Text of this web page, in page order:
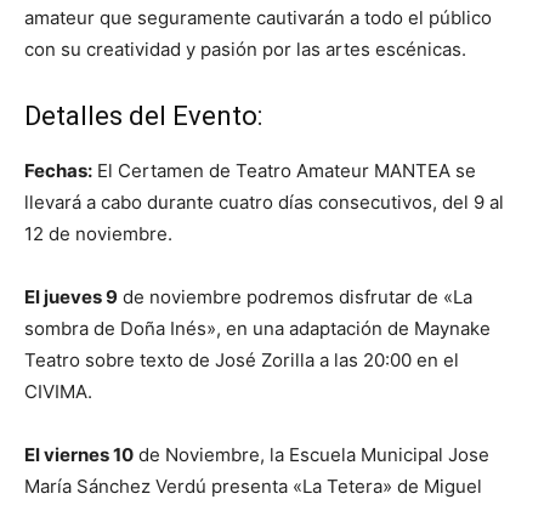
amateur que seguramente cautivarán a todo el público
con su creatividad y pasión por las artes escénicas.
Detalles del Evento:
Fechas: El Certamen de Teatro Amateur MANTEA se
llevará a cabo durante cuatro días consecutivos, del 9 al
12 de noviembre.
El jueves 9 de noviembre podremos disfrutar de «La
sombra de Doña Inés», en una adaptación de Maynake
Teatro sobre texto de José Zorilla a las 20:00 en el
CIVIMA.
El viernes 10 de Noviembre, la Escuela Municipal Jose
María Sánchez Verdú presenta «La Tetera» de Miguel